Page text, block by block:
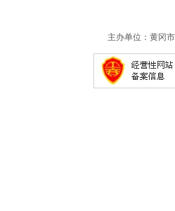
主办单位：黄冈